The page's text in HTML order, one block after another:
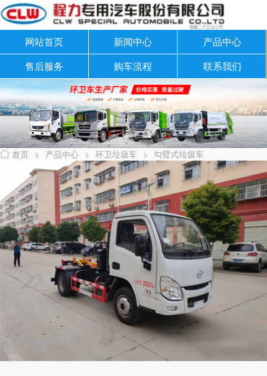
网站首页 新闻中心
产品中心
售后服务
购车流程 联系我们
 首页 > 产品中心 > 环卫垃圾车 > 勾臂式垃圾车